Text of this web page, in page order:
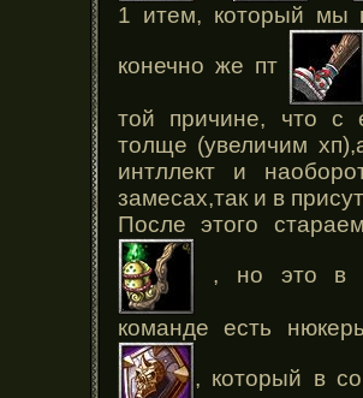
1 итем, который мы
конечно же пт
той причине, что
толще (увеличим
интллект и
замесах,так и в
После этого
, но это в
команде есть
, который в